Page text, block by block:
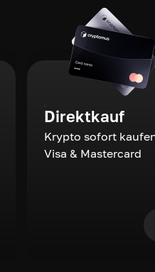
Direktkauf
Krypto sofort
Visa & Mastercard